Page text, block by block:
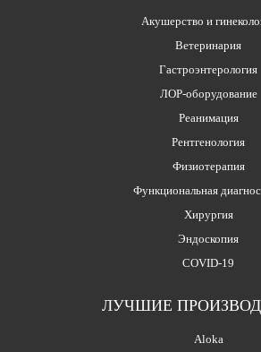
Акушерство и
Ветеринария
Гастроэнтерология
ЛОР-оборудование
Реанимация
Рентгенология
Физиотерапия
Функциональная
Хирургия
Эндоскопия
COVID-19
ЛУЧШИЕ
Aloka